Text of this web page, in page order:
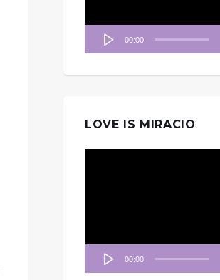
00:00
LOVE IS MIRACIO
00:00